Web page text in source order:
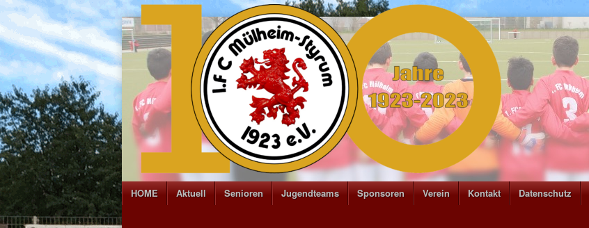
HOME Aktuell Senioren Jugendteams Sponsoren Verein Kontakt Datenschutz